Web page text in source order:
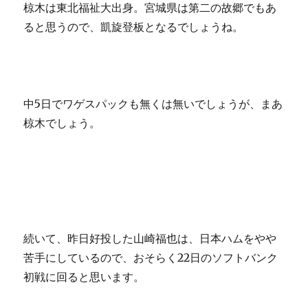
椋木は東北福祉大出身。宮城県は第二の故郷でもあ
ると思うので、凱旋登板となるでしょうね。
中5日でワゲスパックも無くは無いでしょうが、まあ
椋木でしょう。
続いて、昨日好投した山崎福也は、日本ハムをやや
苦手にしているので、おそらく22日のソフトバンク
初戦に回ると思います。